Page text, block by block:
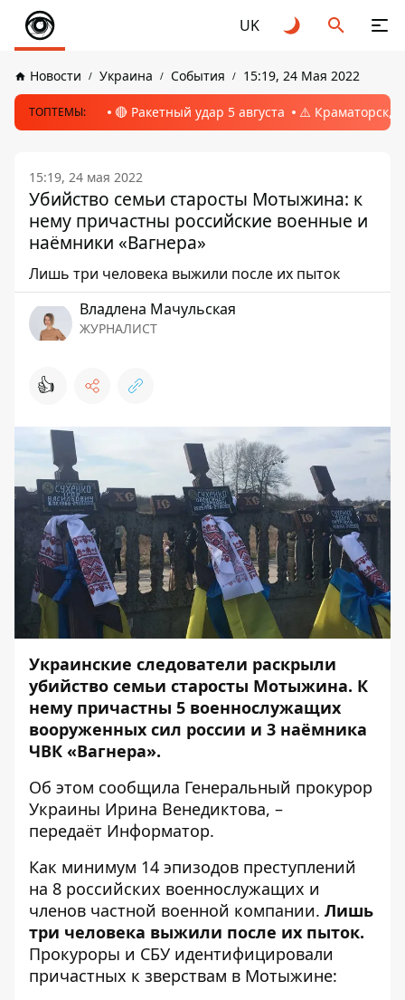
UK
Новости Украина События 15:19, 24 Мая 2022
ТОПТЕМЫ: 🔴 Ракетный удар 5 августа ⚠️ Краматорск,
15:19, 24 мая 2022
Убийство семьи старосты Мотыжина: к
нему причастны российские военные и
наёмники «Вагнера»
Лишь три человека выжили после их пыток
Владлена Мачульская
ЖУРНАЛИСТ
👍
Украинские следователи раскрыли
убийство семьи старосты Мотыжина. К
нему причастны 5 военнослужащих
вооруженных сил россии и 3 наёмника
ЧВК «Вагнера».
Об этом сообщила Генеральный прокурор
Украины Ирина Венедиктова, –
передаёт Информатор.
Как минимум 14 эпизодов преступлений
на 8 российских военнослужащих и
членов частной военной компании. Лишь
три человека выжили после их пыток.
Прокуроры и СБУ идентифицировали
причастных к зверствам в Мотыжине: